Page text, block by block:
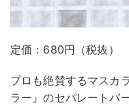
定価：680円（税抜）
プロも絶賛するマスカ
ラー』のセパレートバ